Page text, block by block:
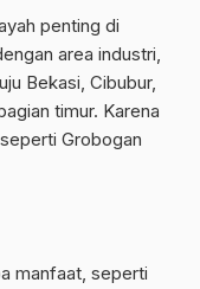
penting di
area industri,
Bekasi, Cibubur,
timur. Karena
Grobogan
manfaat, seperti